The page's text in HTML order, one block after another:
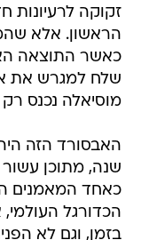
זקוקה לרעיונות
שלח למגרש את
מוסיאלה נכנס רק
שנה, מתוכן עשור
כאחד המאמנים
הכדורגל
בזמן, וגם לא